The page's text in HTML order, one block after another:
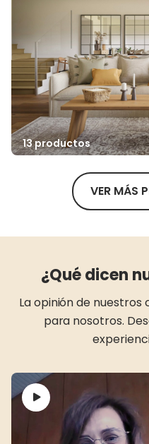
13 productos
VER MÁS
¿Qué dicen
La opinión de
para nosotros.